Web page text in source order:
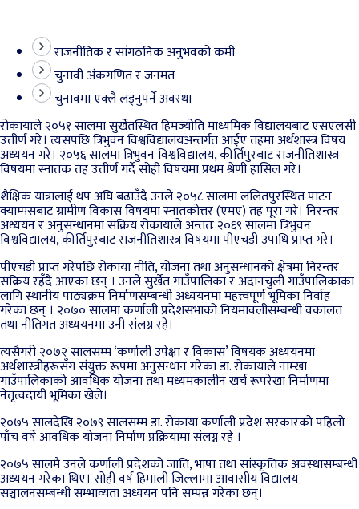
राजनीतिक र सांगठनिक अनुभवको कमी
चुनावी अंकगणित र जनमत
चुनावमा एक्लै लड्नुपर्ने अवस्था
रोकायाले २०५१ सालमा सुर्खेतस्थित हिमज्योति माध्यमिक विद्यालयबाट एसएलसी
उत्तीर्ण गरे। त्यसपछि त्रिभुवन विश्वविद्यालयअन्तर्गत आईए तहमा अर्थशास्त्र विषय
अध्ययन गरे। २०५६ सालमा त्रिभुवन विश्वविद्यालय, कीर्तिपुरबाट राजनीतिशास्त्र
विषयमा स्नातक तह उत्तीर्ण गर्दै सोही विषयमा प्रथम श्रेणी हासिल गरे।
शैक्षिक यात्रालाई थप अघि बढाउँदै उनले २०५८ सालमा ललितपुरस्थित पाटन
क्याम्पसबाट ग्रामीण विकास विषयमा स्नातकोत्तर (एमए) तह पूरा गरे। निरन्तर
अध्ययन र अनुसन्धानमा सक्रिय रोकायाले अन्ततः २०६९ सालमा त्रिभुवन
विश्वविद्यालय, कीर्तिपुरबाट राजनीतिशास्त्र विषयमा पीएचडी उपाधि प्राप्त गरे।
पीएचडी प्राप्त गरेपछि रोकाया नीति, योजना तथा अनुसन्धानको क्षेत्रमा निरन्तर
सक्रिय रहँदै आएका छन् । उनले सुर्खेत गाउँपालिका र अदानचुली गाउँपालिकाका
लागि स्थानीय पाठ्यक्रम निर्माणसम्बन्धी अध्ययनमा महत्त्वपूर्ण भूमिका निर्वाह
गरेका छन् । २०७० सालमा कर्णाली प्रदेशसभाको नियमावलीसम्बन्धी वकालत
तथा नीतिगत अध्ययनमा उनी संलग्न रहे।
त्यसैगरी २०७२ सालसम्म ‘कर्णाली उपेक्षा र विकास’ विषयक अध्ययनमा
अर्थशास्त्रीहरूसँग संयुक्त रूपमा अनुसन्धान गरेका डा. रोकायाले नाम्खा
गाउँपालिकाको आवधिक योजना तथा मध्यमकालीन खर्च रूपरेखा निर्माणमा
नेतृत्वदायी भूमिका खेले।
२०७५ सालदेखि २०७९ सालसम्म डा. रोकाया कर्णाली प्रदेश सरकारको पहिलो
पाँच वर्षे आवधिक योजना निर्माण प्रक्रियामा संलग्न रहे ।
२०७५ सालमै उनले कर्णाली प्रदेशको जाति, भाषा तथा सांस्कृतिक अवस्थासम्बन्धी
अध्ययन गरेका थिए। सोही वर्ष हिमाली जिल्लामा आवासीय विद्यालय
सञ्चालनसम्बन्धी सम्भाव्यता अध्ययन पनि सम्पन्न गरेका छन्।